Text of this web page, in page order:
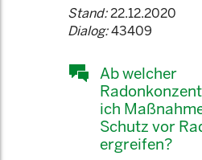
Stand:22.12.2020
Dialog:43409
Ab welcher
ich
Schutz vor
ergreifen?